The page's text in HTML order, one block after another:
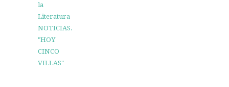
la
Literatura
NOTICIAS.
"HOY
CINCO
VILLAS"